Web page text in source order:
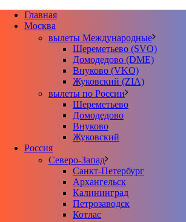
Главная
Москва
вылеты Международные
Шереметьево (SVO)
Домодедово (DME)
Внуково (VKO)
Жуковский (ZIA)
вылеты по России
Шереметьево
Домодедово
Внуково
Жуковский
Россия
Северо-Запад
Санкт-Петербург
Архангельск
Калининград
Петрозаводск
Котлас